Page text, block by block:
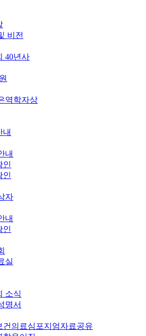
비전
40년사
역학자상
내
내
인
인
자
내
인
실
소식
명서
건의료심포지엄자료공유